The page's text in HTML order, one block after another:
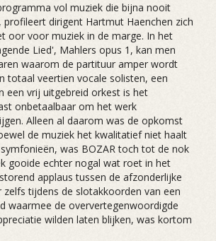
vol muziek die bijna nooit
dirigent Hartmut Haenchen zich
oor voor muziek in de marge. In het
Lied', Mahlers opus 1, kan men
waarom de partituur amper wordt
totaal veertien vocale solisten, een
een vrij uitgebreid orkest is het
onbetaalbaar om het werk
Alleen al daarom was de opkomst
de muziek het kwalitatief niet haalt
was BOZAR toch tot de nok
gooide echter nogal wat roet in het
applaus tussen de afzonderlijke
zelfs tijdens de slotakkoorden van een
waarmee de oververtegenwoordigde
wilden laten blijken, was kortom